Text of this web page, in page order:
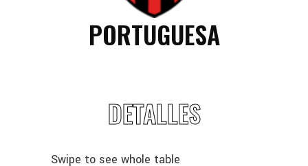
PORTUGUESA
DETALLES